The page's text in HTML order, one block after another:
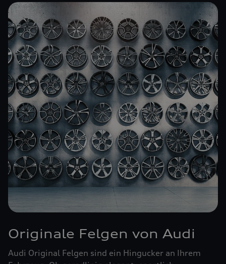
Originale Felgen von Audi
Audi Original Felgen sind ein Hingucker an Ihrem